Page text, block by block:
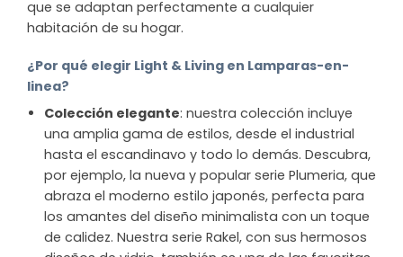
que se adaptan perfectamente a cualquier
habitación de su hogar.
¿Por qué elegir Light & Living en Lamparas-en-
linea?
Colección elegante: nuestra colección incluye
una amplia gama de estilos, desde el industrial
hasta el escandinavo y todo lo demás. Descubra,
por ejemplo, la nueva y popular serie Plumeria, que
abraza el moderno estilo japonés, perfecta para
los amantes del diseño minimalista con un toque
de calidez. Nuestra serie Rakel, con sus hermosos